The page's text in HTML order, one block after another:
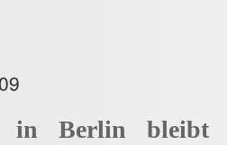
in Berlin bleibt